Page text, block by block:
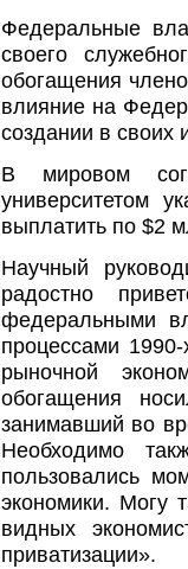
Федеральные
своего
обогащения
влияние на
создании в своих
В мировом
университетом
выплатить по $2
Научный
радостно
федеральными
процессами
рыночной
обогащения
занимавший во
Необходимо
пользовались
экономики. Могу
видных
приватизации».